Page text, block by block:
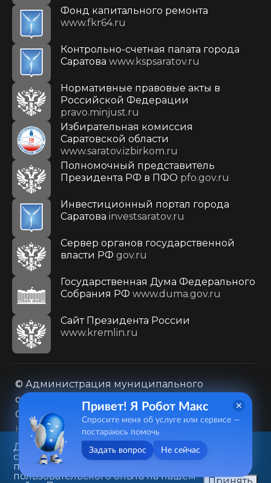
Фонд капитального ремонта
www.fkr64.ru
Контрольно-счетная палата города
Саратова www.kspsaratov.ru
Нормативные правовые акты в
Российской Федерации
pravo.minjust.ru
Избирательная комиссия
Саратовской области
www.saratov.izbirkom.ru
Полномочный представитель
Президента РФ в ПФО pfo.gov.ru
Инвестиционный портал города
Саратова investsaratov.ru
Сервер органов государственной
власти РФ gov.ru
Государственная Дума Федерального
Собрания РФ www.duma.gov.ru
Cайт Президента России
www.kremlin.ru
© Администрация муниципального
образования городского округа «Город
Саратов»
Контакты
Карта сайта
Политика в отношении обработки
персональных данных
410031, г. Саратов, ул. Первомайская, д. 78
Данный веб-сайт использует
cookie-файлы в целях
предоставления вам лучшего
пользовательского опыта на нашем
Привет! Я Робот Макс
Спросите меня об услуге или сервисе —
постараюсь помочь
Задать вопрос Не сейчас